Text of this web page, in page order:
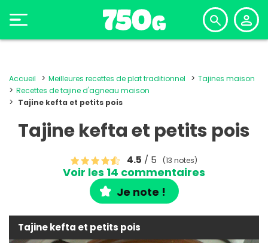
Accueil Meilleures recettes de plat traditionnel
Tajines maison
Recettes de tajine d'agneau maison
Tajine kefta et petits pois
Tajine kefta et petits pois
4.5 / 5 (13 notes)
Voir les 14 commentaires
Je note !
Tajine kefta et petits pois